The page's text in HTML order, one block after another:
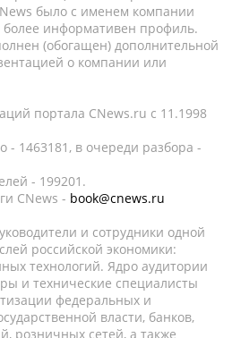
было с именем компании
более информативен профиль.
(обогащен) дополнительной
о компании или
портала CNews.ru c 11.1998
1463181, в очереди разбора -
- 199201.
CNews - book@cnews.ru
и сотрудники одной
российской экономики:
технологий. Ядро аудитории
и технические специалисты
федеральных и
власти, банков,
розничных сетей, а также